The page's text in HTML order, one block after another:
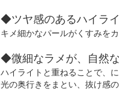
◆ツヤ感のあるハイラ
キメ細かなパールがくすみを
◆微細なラメが、自然
ハイライトと重ねることで、
光の奥行きをまとい、抜け感